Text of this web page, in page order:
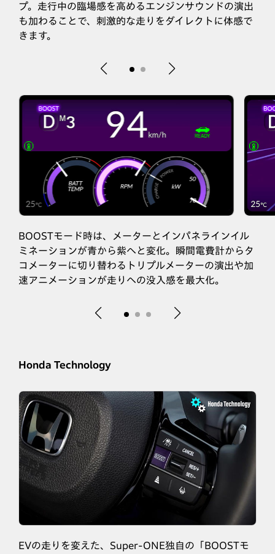
プ。走行中の臨場感を高めるエンジンサウンドの演出
も加わることで、刺激的な走りをダイレクトに体感で
きます。
BOOSTモード時は、メーターとインパネラインイル
ミネーションが青から紫へと変化。瞬間電費計からタ
コメーターに切り替わるトリプルメーターの演出や加
速アニメーションが走りへの没入感を最大化。
Honda Technology
EVの走りを変えた、Super-ONE独自の「BOOSTモ